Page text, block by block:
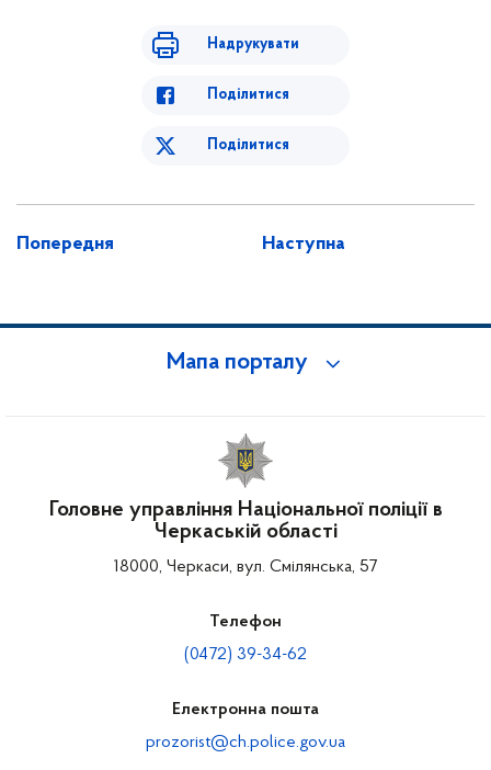
Надрукувати
Поділитися
Поділитися
Попередня Наступна
Мапа порталу
Головне управління Національної поліції в
Черкаській області
18000, Черкаси, вул. Смілянська, 57
Телефон
(0472) 39-34-62
Електронна пошта
prozorist@ch.police.gov.ua